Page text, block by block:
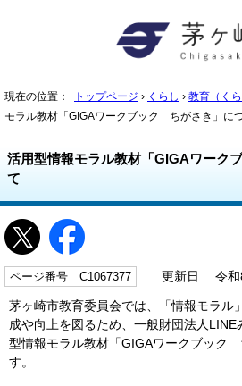
現在の位置： トップページ › くらし › 教育（くら
モラル教材「GIGAワークブック ちがさき」に
活用型情報モラル教材「GIGAワーク
て
ページ番号 C1067377 更新日 令和8
茅ヶ崎市教育委員会では、「情報モラル
成や向上を図るため、一般財団法人LINE
型情報モラル教材「GIGAワークブック
す。